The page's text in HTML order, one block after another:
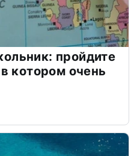
пройдите
котором очень